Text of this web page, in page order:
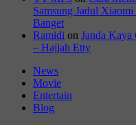
Samsung Jadul
Banget
Ramidi on Janda Kaya
– Hajjah Etty
News
Movie
Entertain
Blog